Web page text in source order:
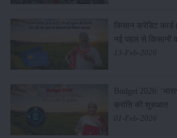
किसान क्रेडिट
नई पहल से किसानों
13-Feb-2026
Budget 2026:
क्रांति की शुरुआत
01-Feb-2026